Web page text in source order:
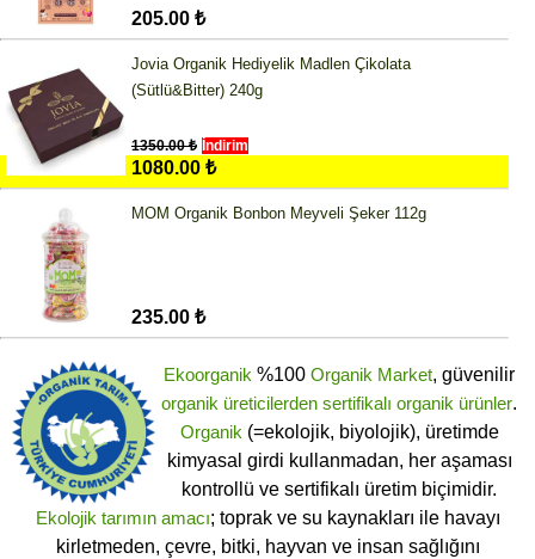
205.00 ₺
Jovia Organik Hediyelik Madlen Çikolata
(Sütlü&Bitter) 240g
1350.00 ₺ İndirim
1080.00 ₺
MOM Organik Bonbon Meyveli Şeker 112g
235.00 ₺
Ekoorganik %100 Organik Market, güvenilir
organik üreticilerden sertifikalı organik ürünler.
Organik (=ekolojik, biyolojik), üretimde
kimyasal girdi kullanmadan, her aşaması
kontrollü ve sertifikalı üretim biçimidir.
Ekolojik tarımın amacı; toprak ve su kaynakları ile havayı
kirletmeden, çevre, bitki, hayvan ve insan sağlığını